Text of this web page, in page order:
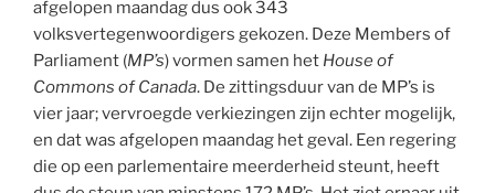
afgelopen maandag dus ook 343
volksvertegenwoordigers gekozen. Deze Members of
Parliament (MP’s) vormen samen het House of
Commons of Canada. De zittingsduur van de MP’s is
vier jaar; vervroegde verkiezingen zijn echter mogelijk,
en dat was afgelopen maandag het geval. Een regering
die op een parlementaire meerderheid steunt, heeft